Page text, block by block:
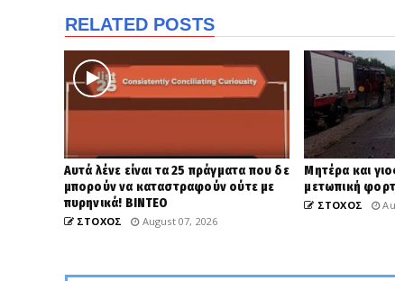
RELATED POSTS
Αυτά λένε είναι τα 25 πράγματα που δε
μπορούν να καταστραφούν ούτε με
πυρηνικά! ΒΙΝΤΕΟ
ΣΤΟΧΟΣ August 07, 2026
Μητέρα και
μετωπική
ΣΤΟΧΟΣ